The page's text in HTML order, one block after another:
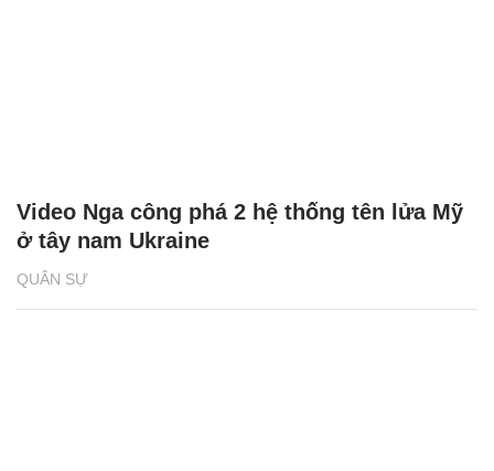
QUÂN SỰ
Video Nga công phá 2 hệ thống tên lửa Mỹ
ở tây nam Ukraine